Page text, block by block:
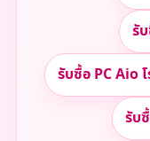
รั
รับซื้อ PC Aio
รับ